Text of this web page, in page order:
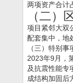
两项资产合计
（二）
项目紧邻大双
配套集中，地
（三）特别事
2023年9月，
及抗震性能专
成结构加固后